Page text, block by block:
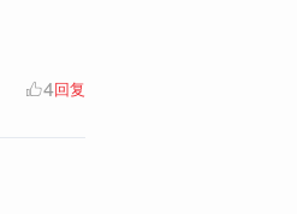
4回复